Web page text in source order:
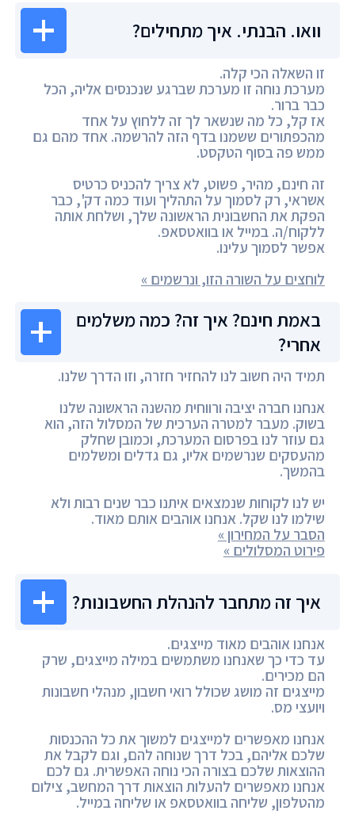
וואו. הבנתי. איך מתחילים?
זו השאלה הכי קלה.
מערכת נוחה זו מערכת שברגע שנכנסים אליה, הכל
כבר ברור.
אז קל, כל מה שנשאר לך זה ללחוץ על אחד
מהכפתורים ששמנו בדף הזה להרשמה. אחד מהם גם
ממש פה בסוף הטקסט.
זה חינם, מהיר, פשוט, לא צריך להכניס כרטיס
אשראי, רק לסמוך על התהליך ועוד כמה דק', כבר
הפקת את החשבונית הראשונה שלך, ושלחת אותה
ללקוח/ה. במייל או בוואטסאפ.
אפשר לסמוך עלינו.
לוחצים על השורה הזו, ונרשמים »
באמת חינם? איך זה? כמה משלמים
אחרי?
תמיד היה חשוב לנו להחזיר חזרה, וזו הדרך שלנו.
אנחנו חברה יציבה ורווחית מהשנה הראשונה שלנו
בשוק. מעבר למטרה הערכית של המסלול הזה, הוא
גם עוזר לנו בפרסום המערכת, וכמובן שחלק
מהעסקים שנרשמים אליו, גם גדלים ומשלמים
בהמשך.
יש לנו לקוחות שנמצאים איתנו כבר שנים רבות ולא
שילמו לנו שקל. אנחנו אוהבים אותם מאוד.
הסבר על המחירון »
פירוט המסלולים »
איך זה מתחבר להנהלת החשבונות?
אנחנו אוהבים מאוד מייצגים.
עד כדי כך שאנחנו משתמשים במילה מייצגים, שרק
הם מכירים.
מייצגים זה מושג שכולל רואי חשבון, מנהלי חשבונות
ויועצי מס.
אנחנו מאפשרים למייצגים למשוך את כל ההכנסות
שלכם אליהם, בכל דרך שנוחה להם, וגם לקבל את
ההוצאות שלכם בצורה הכי נוחה האפשרית. גם לכם
אנחנו מאפשרים להעלות הוצאות דרך המחשב, צילום
מהטלפון, שליחה בוואטסאפ או שליחה במייל.